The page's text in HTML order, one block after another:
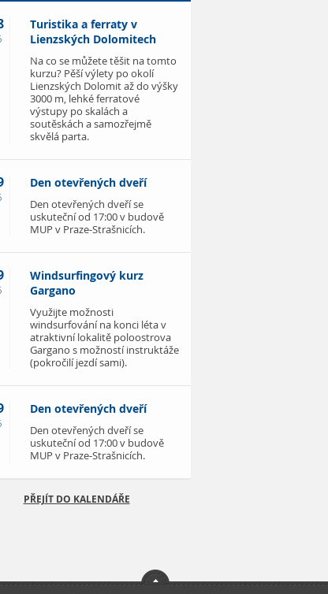
Turistika a ferraty v
Lienzských Dolomitech
Na co se můžete těšit na tomto
kurzu? Pěší výlety po okolí
Lienzských Dolomit až do výšky
3000 m, lehké ferratové
výstupy po skalách a
soutěskách a samozřejmě
skvělá parta.
Den otevřených dveří
Den otevřených dveří se
uskuteční od 17:00 v budově
MUP v Praze-Strašnicích.
Windsurfingový kurz
Gargano
Využijte možnosti
windsurfování na konci léta v
atraktivní lokalitě poloostrova
Gargano s možností instruktáže
(pokročilí jezdí sami).
Den otevřených dveří
Den otevřených dveří se
uskuteční od 17:00 v budově
MUP v Praze-Strašnicích.
PŘEJÍT DO KALENDÁŘE